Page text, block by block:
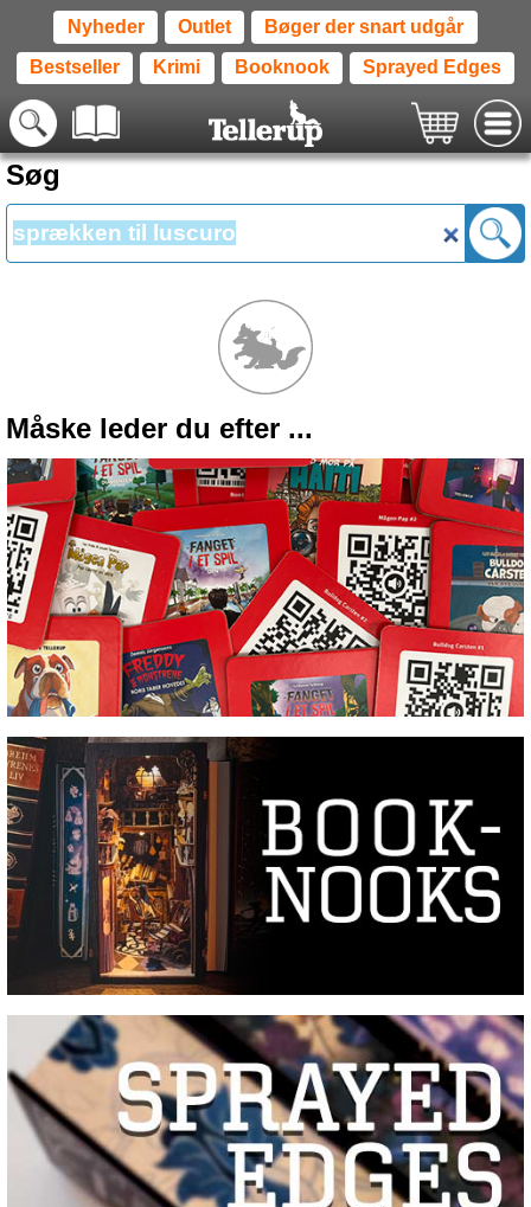
Nyheder Outlet Bøger der snart udgår
Bestseller Krimi Booknook Sprayed Edges
Søg
Måske leder du efter ...